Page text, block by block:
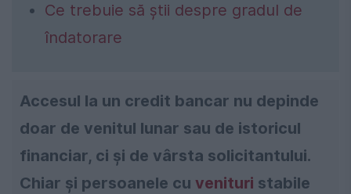
Ce trebuie să știi despre gradul de
îndatorare
Accesul la un credit bancar nu depinde
doar de venitul lunar sau de istoricul
financiar, ci și de vârsta solicitantului.
Chiar și persoanele cu venituri stabile